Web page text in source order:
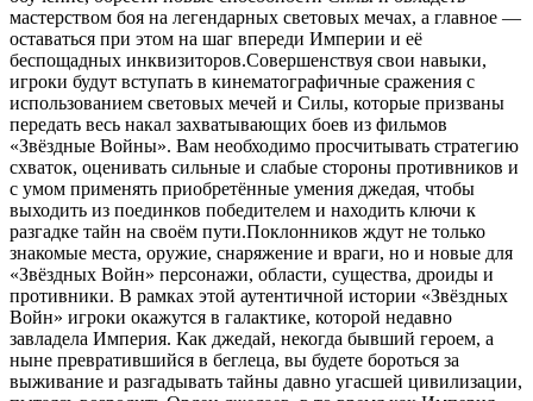
мастерством боя на легендарных световых мечах, а главное —
оставаться при этом на шаг впереди Империи и её
беспощадных инквизиторов.Совершенствуя свои навыки,
игроки будут вступать в кинематографичные сражения с
использованием световых мечей и Силы, которые призваны
передать весь накал захватывающих боев из фильмов
«Звёздные Войны». Вам необходимо просчитывать стратегию
схваток, оценивать сильные и слабые стороны противников и
с умом применять приобретённые умения джедая, чтобы
выходить из поединков победителем и находить ключи к
разгадке тайн на своём пути.Поклонников ждут не только
знакомые места, оружие, снаряжение и враги, но и новые для
«Звёздных Войн» персонажи, области, существа, дроиды и
противники. В рамках этой аутентичной истории «Звёздных
Войн» игроки окажутся в галактике, которой недавно
завладела Империя. Как джедай, некогда бывший героем, а
ныне превратившийся в беглеца, вы будете бороться за
выживание и разгадывать тайны давно угасшей цивилизации,